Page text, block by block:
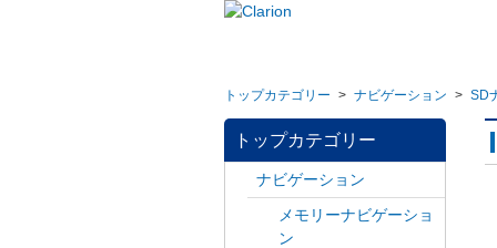
トップカテゴリー > ナビゲーション > SD
トップカテゴリー
ナビゲーション
メモリーナビゲーショ
ン